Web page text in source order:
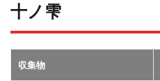
十ノ雫
収集物